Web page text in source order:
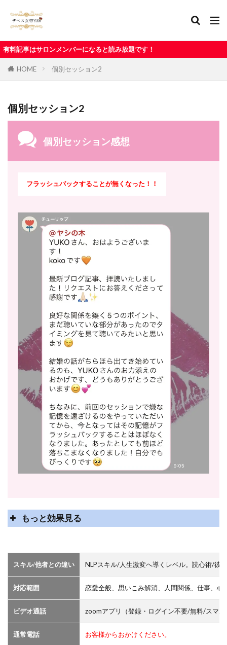
ーになると読み放題です！
HOME 個別セッション2
個別セッション2
個別セッション感想
フラッシュバックすることが無くなった！！
もっと効果見る
絡まった糸が解けていくような感じがする！！(匿名・
スキル/他者との違い NLPスキル/人生激変へ導くレベル。読心術/彼
対応範囲 恋愛全般、思いこみ解消、人間関係、仕事、心
ビデオ通話 zoomアプリ（登録・ログイン不要/無料/スマホ
通常電話 お客様からおかけください。